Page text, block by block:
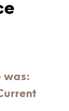
was: